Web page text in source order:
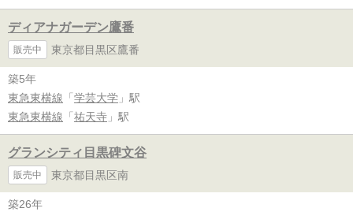
ディアナガーデン鷹番
販売中 東京都目黒区鷹番
築5年
東急東横線 「 学芸大学 」駅
東急東横線 「 祐天寺 」駅
グランシティ目黒碑文谷
販売中 東京都目黒区南
築26年